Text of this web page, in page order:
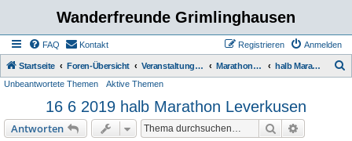
Wanderfreunde Grimlinghausen
FAQ Kontakt Anmelden
Registrieren
Startseite Foren-Übersicht Veranstaltungen / Wanderungen Marathon / halb Marathon halb Marathon
Unbeantwortete Themen Aktive Themen
16 6 2019 halb Marathon Leverkusen
Antworten Suche